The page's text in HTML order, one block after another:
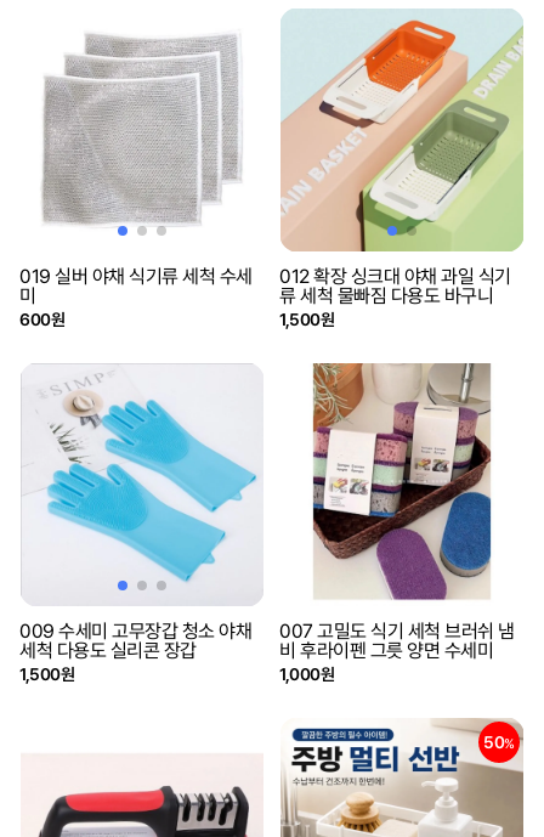
019 실버 야채 식기류 세척 수세
미
600원
012 확장 싱크대 야채 과일 식기
류 세척 물빠짐 다용도 바구니
1,500원
009 수세미 고무장갑 청소 야채
세척 다용도 실리콘 장갑
1,500원
007 고밀도 식기 세척 브러쉬 냄
비 후라이펜 그릇 양면 수세미
1,000원
50%